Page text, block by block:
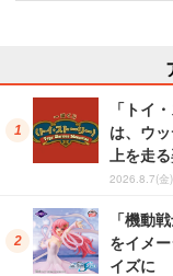
「トイ
は、ウ
上を走
2026.8.7(金
「機動
をイメ
イズに